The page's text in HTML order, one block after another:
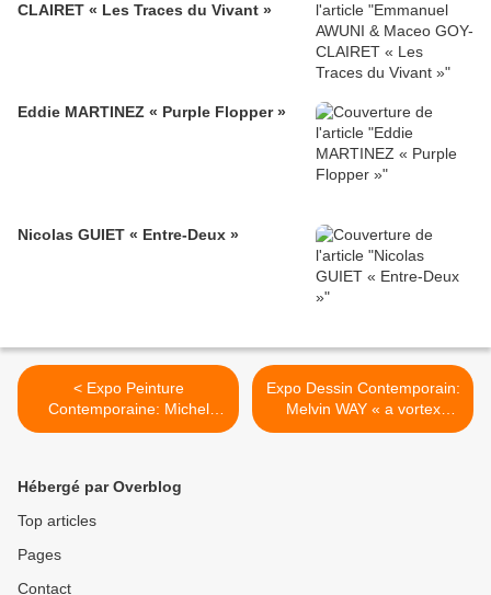
CLAIRET « Les Traces du Vivant »
Eddie MARTINEZ « Purple Flopper »
Nicolas GUIET « Entre-Deux »
< Expo Peinture
Contemporaine: Michel
HUELIN "Landscape
Expo Dessin Contemporain:
Melvin WAY « a vortex
symphony » >
Hébergé par Overblog
Top articles
Pages
Contact